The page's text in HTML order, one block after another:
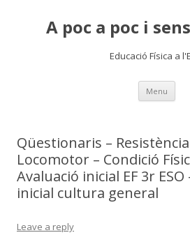
A poc a poc i
Educació Física a
Menu Skip
Qüestionaris –
Locomotor – Condició
Avaluació inicial EF 3r ESO
inicial cultura general
Leave a reply